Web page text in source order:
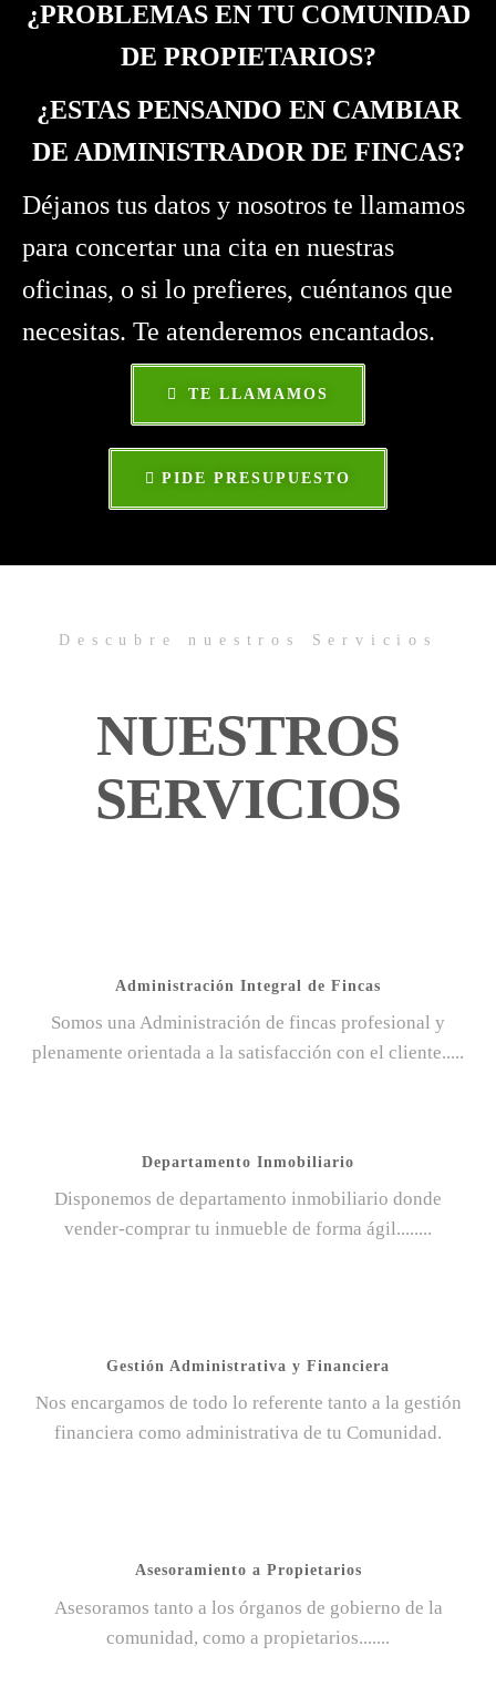
¿PROBLEMAS EN TU COMUNIDAD
DE PROPIETARIOS?
¿ESTAS PENSANDO EN CAMBIAR
DE ADMINISTRADOR DE FINCAS?
Déjanos tus datos y nosotros te llamamos
para concertar una cita en nuestras
oficinas, o si lo prefieres, cuéntanos que
necesitas. Te atenderemos encantados.
TE LLAMAMOS
PIDE PRESUPUESTO
Descubre nuestros Servicios
NUESTROS
SERVICIOS
Administración Integral de Fincas
Somos una Administración de fincas profesional y
plenamente orientada a la satisfacción con el cliente.....
Departamento Inmobiliario
Disponemos de departamento inmobiliario donde
vender-comprar tu inmueble de forma ágil........
Gestión Administrativa y Financiera
Nos encargamos de todo lo referente tanto a la gestión
financiera como administrativa de tu Comunidad.
Asesoramiento a Propietarios
Asesoramos tanto a los órganos de gobierno de la
comunidad, como a propietarios.......